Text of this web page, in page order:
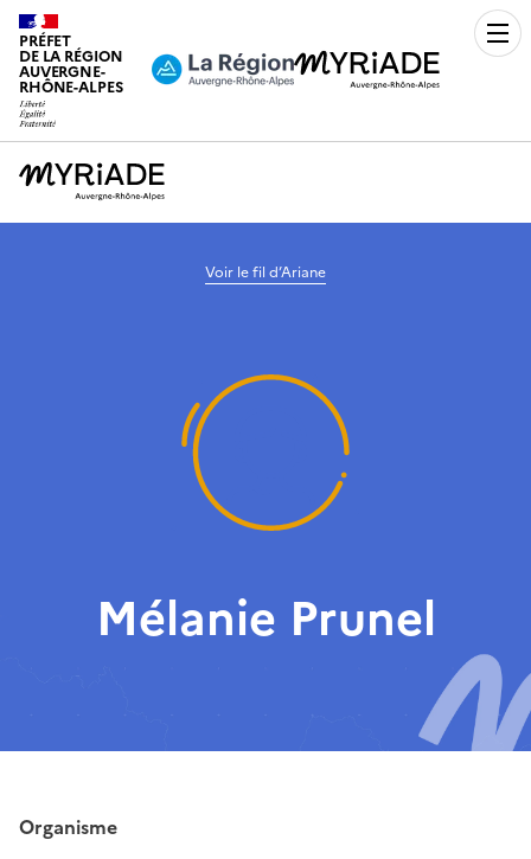
PRÉFET
DE LA RÉGION
AUVERGNE-
RHÔNE-ALPES
Voir le fil d’Ariane
Mélanie Prunel
Organisme